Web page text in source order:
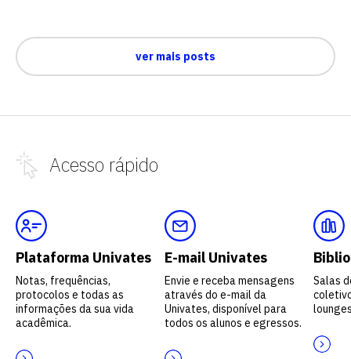
ver mais posts
Acesso rápido
Plataforma Univates
Notas, frequências,
protocolos e todas as
informações da sua vida
acadêmica.
E-mail Univates
Envie e receba mensagens
através do e-mail da
Univates, disponível para
todos os alunos e egressos.
Salas